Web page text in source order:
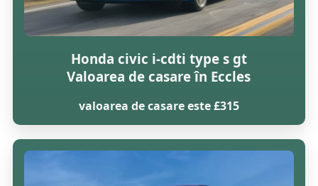
Honda civic i-cdti type s gt
Valoarea de casare în Eccles
valoarea de casare este £315